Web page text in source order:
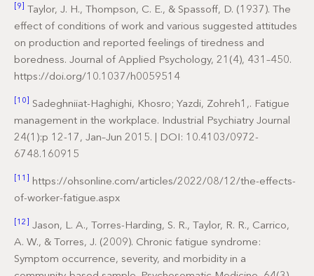
[9] Taylor, J. H., Thompson, C. E., & Spassoff, D. (1937). The
effect of conditions of work and various suggested attitudes
on production and reported feelings of tiredness and
boredness. Journal of Applied Psychology, 21(4), 431–450.
https://doi.org/10.1037/h0059514
[10] Sadeghniiat-Haghighi, Khosro; Yazdi, Zohreh1,. Fatigue
management in the workplace. Industrial Psychiatry Journal
24(1):p 12-17, Jan–Jun 2015. | DOI: 10.4103/0972-
6748.160915
[11] https://ohsonline.com/articles/2022/08/12/the-effects-
of-worker-fatigue.aspx
[12] Jason, L. A., Torres-Harding, S. R., Taylor, R. R., Carrico,
A. W., & Torres, J. (2009). Chronic fatigue syndrome:
Symptom occurrence, severity, and morbidity in a